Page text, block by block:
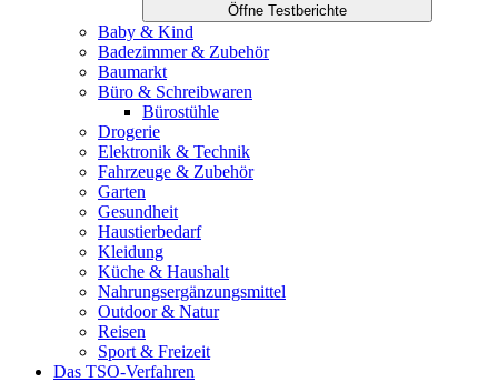
Öffne Testberichte
Baby & Kind
Badezimmer & Zubehör
Baumarkt
Büro & Schreibwaren
Bürostühle
Drogerie
Elektronik & Technik
Fahrzeuge & Zubehör
Garten
Gesundheit
Haustierbedarf
Kleidung
Küche & Haushalt
Nahrungsergänzungsmittel
Outdoor & Natur
Reisen
Sport & Freizeit
Das TSO-Verfahren